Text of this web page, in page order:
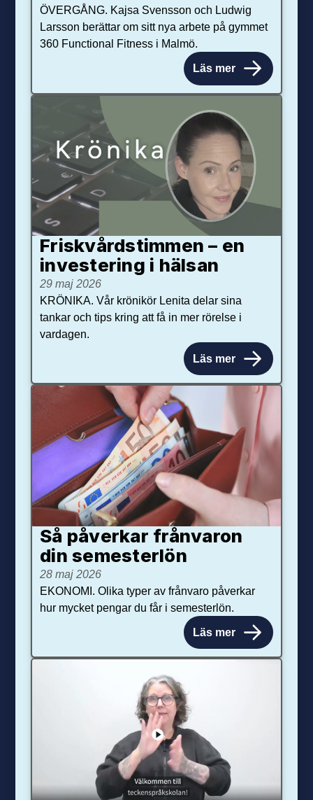
ÖVERGÅNG. Kajsa Svensson och Ludwig
Larsson berättar om sitt nya arbete på gymmet
360 Functional Fitness i Malmö.
Läs mer
Friskvårdstimmen – en
investering i hälsan
29 maj 2026
KRÖNIKA. Vår krönikör Lenita delar sina
tankar och tips kring att få in mer rörelse i
vardagen.
Läs mer
Så påverkar från­varon
din semester­lön
28 maj 2026
EKONOMI. Olika typer av frånvaro påverkar
hur mycket pengar du får i semesterlön.
Läs mer